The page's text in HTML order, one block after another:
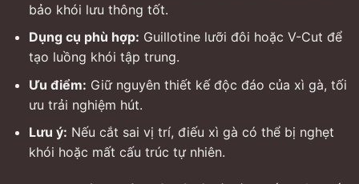
bảo khói lưu thông tốt.
Dụng cụ phù hợp: Guillotine lưỡi đôi hoặc V-Cut để
tạo luồng khói tập trung.
Ưu điểm: Giữ nguyên thiết kế độc đáo của xì gà, tối
ưu trải nghiệm hút.
Lưu ý: Nếu cắt sai vị trí, điếu xì gà có thể bị nghẹt
khói hoặc mất cấu trúc tự nhiên.